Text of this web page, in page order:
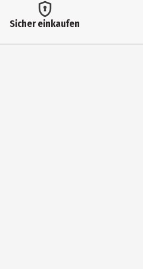
Sicher einkaufen